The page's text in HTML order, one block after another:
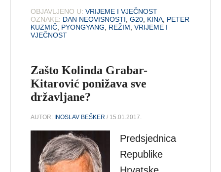
OBJAVLJENO U: VRIJEME I VJEČNOST
OZNAKE: DAN NEOVISNOSTI,G20, KINA, PETER
KUZMIČ, PYONGYANG, REŽIM,VRIJEME I
VJEČNOST
Zašto Kolinda Grabar-
Kitarović ponižava sve
državljane?
AUTOR: INOSLAV BEŠKER / 15.01.2017.
Predsjednica
Republike